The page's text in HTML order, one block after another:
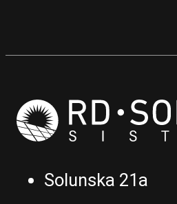
Solunska 21a